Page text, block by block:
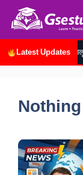
Skip
contentLatest Updates
रोजच्या चालू